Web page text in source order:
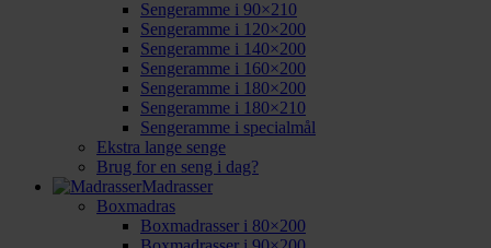
Sengeramme i 90×210
Sengeramme i 120×200
Sengeramme i 140×200
Sengeramme i 160×200
Sengeramme i 180×200
Sengeramme i 180×210
Sengeramme i specialmål
Ekstra lange senge
Brug for en seng i dag?
Madrasser
Boxmadras
Boxmadrasser i 80×200